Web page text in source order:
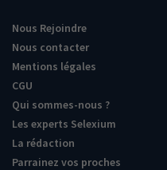
Nous Rejoindre
Nous contacter
Mentions légales
CGU
Qui sommes-nous ?
Les experts Selexium
La rédaction
Parrainez vos proches